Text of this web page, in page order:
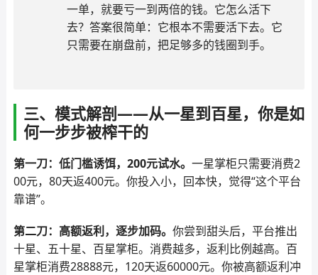
一单，就要亏一到两倍的钱。它怎么活下
去？答案很简单：它根本不需要活下去。它
只需要在崩盘前，把足够多的钱圈到手。
三、模式解剖——从一星到百星，你是如
何一步步被榨干的
第一刀：低门槛诱饵，200元试水。 一星掌柜只需要消费2
00元，80天返400元。你投入小，回本快，觉得“这个平台
靠谱”。
第二刀：高额返利，逐步加码。 你尝到甜头后，平台推出
十星、五十星、百星掌柜。消费越多，返利比例越高。百
星掌柜消费28888元，120天返60000元。你被高额返利冲